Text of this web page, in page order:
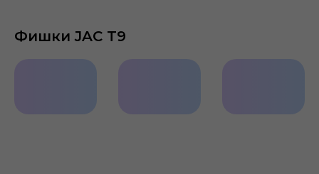
Фишки JAC T9